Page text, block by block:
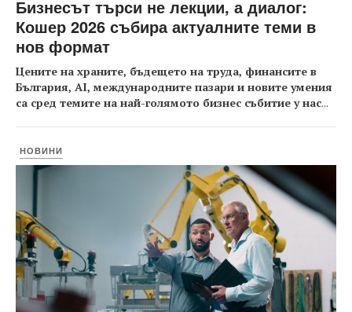
Бизнесът търси не лекции, а диалог:
Кошер 2026 събира актуалните теми в
нов формат
Цените на храните, бъдещето на труда, финансите в
България, AI, международните пазари и новите умения
са сред темите на най-голямото бизнес събитие у нас...
НОВИНИ